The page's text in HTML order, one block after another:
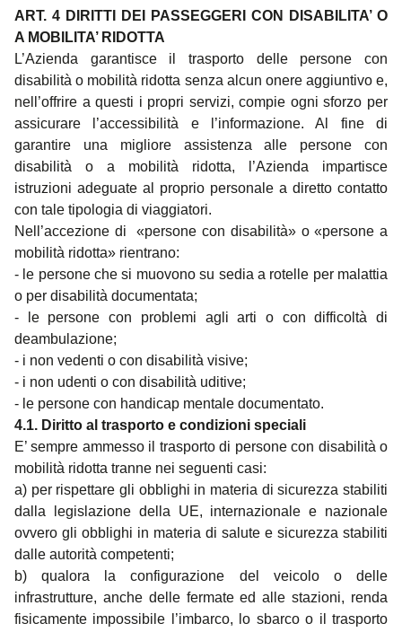
ART. 4 DIRITTI DEI PASSEGGERI CON DISABILITA’ O
A MOBILITA’ RIDOTTA
L’Azienda garantisce il trasporto delle persone con
disabilità o mobilità ridotta senza alcun onere aggiuntivo e,
nell’offrire a questi i propri servizi, compie ogni sforzo per
assicurare l’accessibilità e l’informazione. Al fine di
garantire una migliore assistenza alle persone con
disabilità o a mobilità ridotta, l’Azienda impartisce
istruzioni adeguate al proprio personale a diretto contatto
con tale tipologia di viaggiatori.
Nell’accezione di «persone con disabilità» o «persone a
mobilità ridotta» rientrano:
- le persone che si muovono su sedia a rotelle per malattia
o per disabilità documentata;
- le persone con problemi agli arti o con difficoltà di
deambulazione;
- i non vedenti o con disabilità visive;
- i non udenti o con disabilità uditive;
- le persone con handicap mentale documentato.
4.1. Diritto al trasporto e condizioni speciali
E’ sempre ammesso il trasporto di persone con disabilità o
mobilità ridotta tranne nei seguenti casi:
a) per rispettare gli obblighi in materia di sicurezza stabiliti
dalla legislazione della UE, internazionale e nazionale
ovvero gli obblighi in materia di salute e sicurezza stabiliti
dalle autorità competenti;
b) qualora la configurazione del veicolo o delle
infrastrutture, anche delle fermate ed alle stazioni, renda
fisicamente impossibile l’imbarco, lo sbarco o il trasporto